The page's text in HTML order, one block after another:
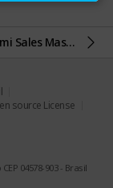
Aviso - Promoção de Maestria de Semi Sales Master prorrogada!
source License
04578-903 - Brasil